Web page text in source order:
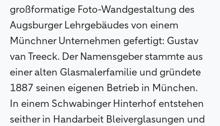
großformatige Foto-Wandgestaltung des
Augsburger Lehrgebäudes von einem
Münchner Unternehmen gefertigt: Gustav
van Treeck. Der Namensgeber stammte aus
einer alten Glasmalerfamilie und gründete
1887 seinen eigenen Betrieb in München.
In einem Schwabinger Hinterhof entstehen
seither in Handarbeit Bleiverglasungen und